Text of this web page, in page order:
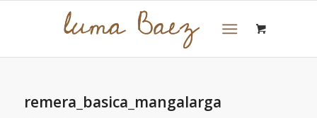
remera_basica_mangalarga